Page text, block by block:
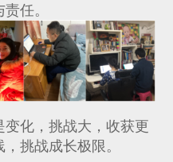
任。
化，挑战大，收获更
挑战成长极限。